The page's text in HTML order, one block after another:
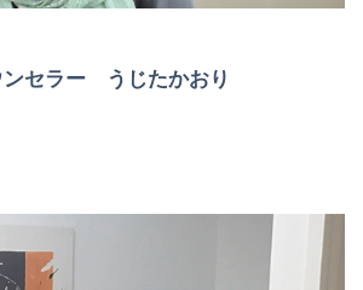
ンセラー うじたかおり